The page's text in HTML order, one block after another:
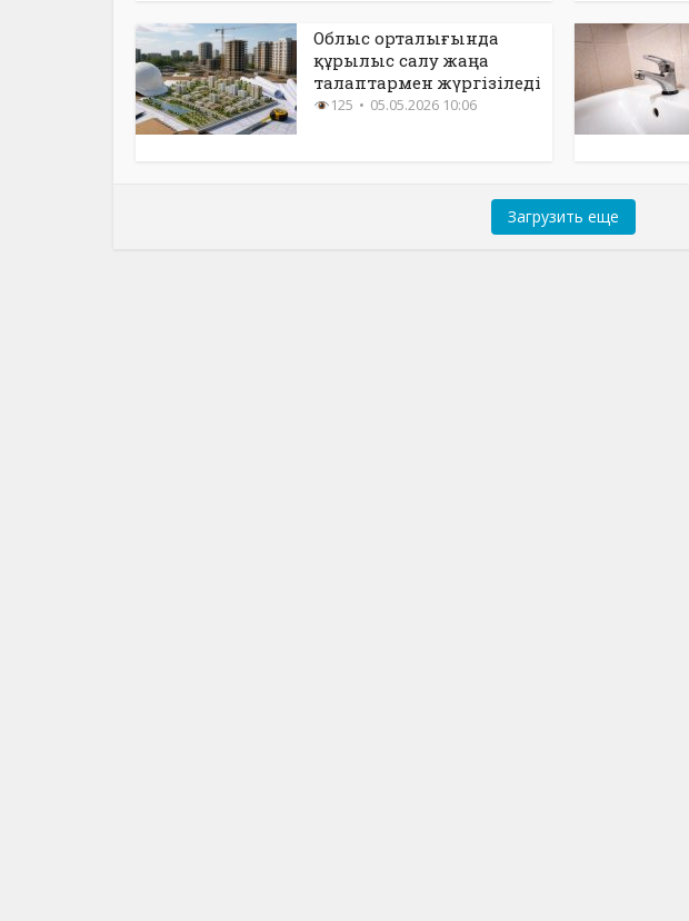
Облыс орталығында
құрылыс салу жаңа
талаптармен жүргізіледі
125 05.05.2026 10:06
Загрузить еще